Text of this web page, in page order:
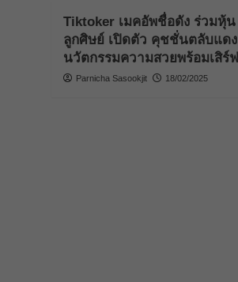
Tiktoker เมคอัพชื่อดัง ร่วมหุ้น
ลูกศิษย์ เปิดตัว คุชชั่นตลับแดง
นวัตกรรมความสวยพร้อมเสิร์ฟ
Parnicha Sasookjit 18/02/2025